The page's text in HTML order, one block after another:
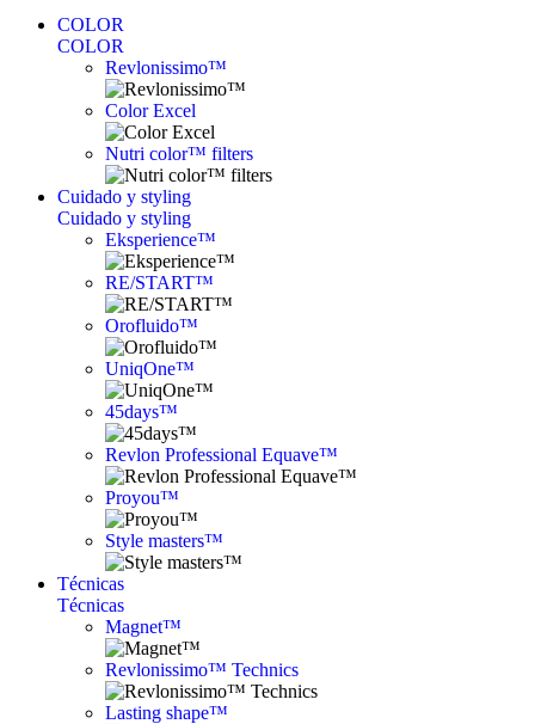
COLOR
COLOR
Revlonissimo™
Color Excel
Nutri color™ filters
Cuidado y styling
Cuidado y styling
Eksperience™
RE/START™
Orofluido™
UniqOne™
45days™
Revlon Professional Equave™
Proyou™
Style masters™
Técnicas
Técnicas
Magnet™
Revlonissimo™ Technics
Lasting shape™